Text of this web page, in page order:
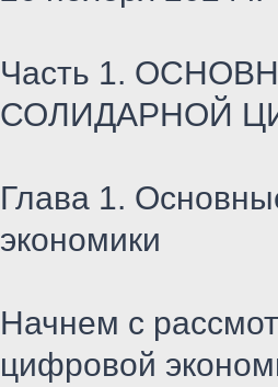
Часть 1.
СОЛИДАРНОЙ
Глава 1.
экономики
Начнем с
цифровой